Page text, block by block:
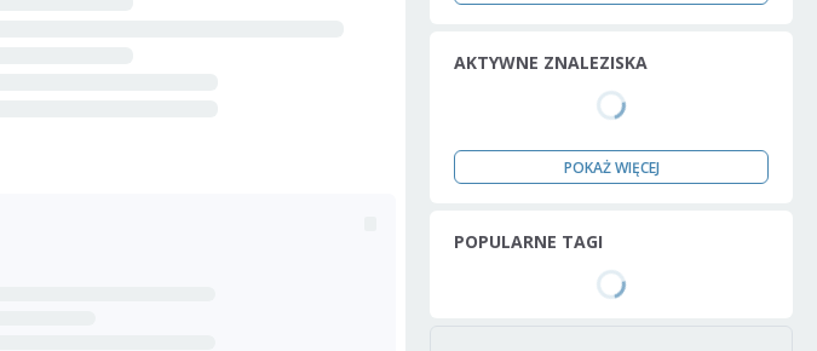
AKTYWNE ZNALEZISKA
POKAŻ WIĘCEJ
POPULARNE TAGI